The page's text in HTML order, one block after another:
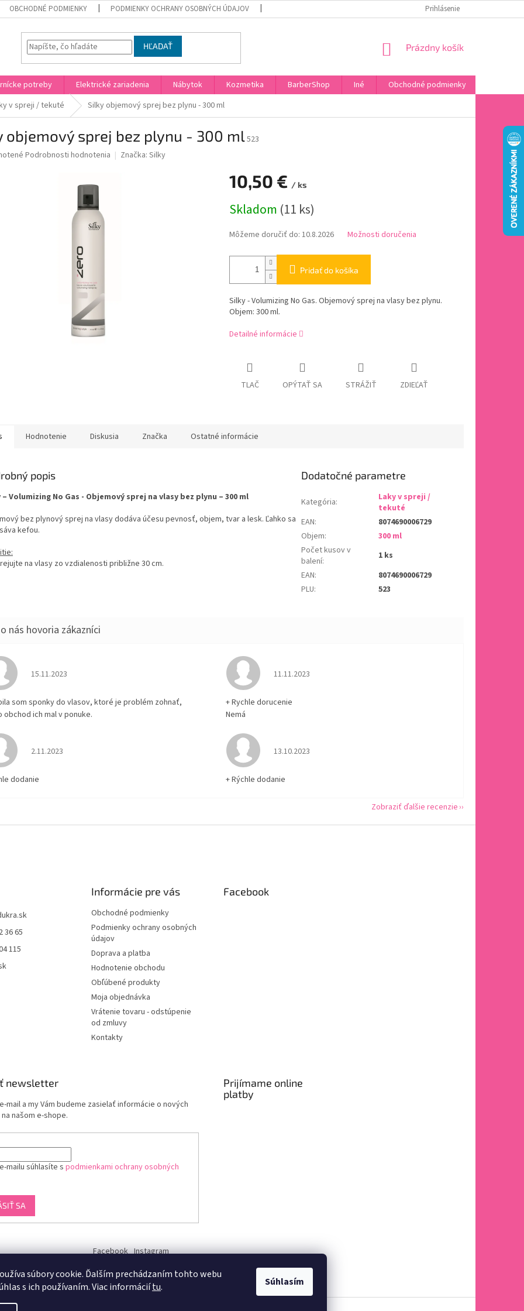
súbory cookie. Ďalším prechádzaním tohto webu
s ich používaním. Viac informáciítu. Súhlasím
OBCHODNÉ PODMIENKY PODMIENKY OCHRANY OSOBNÝCH ÚDAJOV HODNOTENIE OBCHODUPrihlásenie
HĽADAŤ
NÁKUPNÝ
Prázdny košík
potreby Elektrické zariadenia Nábytok Kozmetika BarberShop Iné Obchodné podmienky
v spreji / tekuté Silky objemový sprej bez plynu - 300 ml
objemový sprej bez plynu - 300 ml523
Podrobnosti hodnotenia Značka: Silky
10,50 € / ks
cena:
Skladom (11 ks)
Môžeme doručiť do: 10.8.2026 Možnosti doručenia
Pridať do košíka
Silky - Volumizing No Gas. Objemový sprej na vlasy bez plynu.
Objem: 300 ml.
Detailné informácie
TLAČ OPÝTAŤ SA STRÁŽIŤ ZDIEĽAŤ
Hodnotenie Diskusia Značka Ostatné informácie
popis
Volumizing No Gas - Objemový sprej na vlasy bez plynu – 300 ml
bez plynový sprej na vlasy dodáva účesu pevnosť, objem, tvar a lesk. Ľahko sa
kefou.
na vlasy zo vzdialenosti približne 30 cm.
Dodatočné parametre
Kategória:
Laky v spreji /
tekuté
EAN:
8074690006729
Objem:
300 ml
Počet kusov v
balení:
1 ks
EAN:
8074690006729
PLU: 523
Hodnotenie obchodu je 5 z 5 hviezdičiek.
15.11.2023
som sponky do vlasov, ktoré je problém zohnať,
obchod ich mal v ponuke.
Hodnotenie obchodu je 5 z 5 hviezdičiek.
11.11.2023
+ Rychle dorucenie
Nemá
Hodnotenie obchodu je 5 z 5 hviezdičiek.
2.11.2023
dodanie
Hodnotenie obchodu je 5 z 5 hviezdičiek.
13.10.2023
+ Rýchle dodanie
Zobraziť ďalšie recenzie
36 65
115
Informácie pre vás
Obchodné podmienky
Podmienky ochrany osobných
údajov
Doprava a platba
Hodnotenie obchodu
Obľúbené produkty
Moja objednávka
Vrátenie tovaru - odstúpenie
od zmluvy
Kontakty
Facebook
newsletter
mail a my Vám budeme zasielať informácie o nových
našom e-shope.
mailu súhlasíte s podmienkami ochrany osobných
SA
Prijímame online
platby
Facebook Instagram
dukra-white